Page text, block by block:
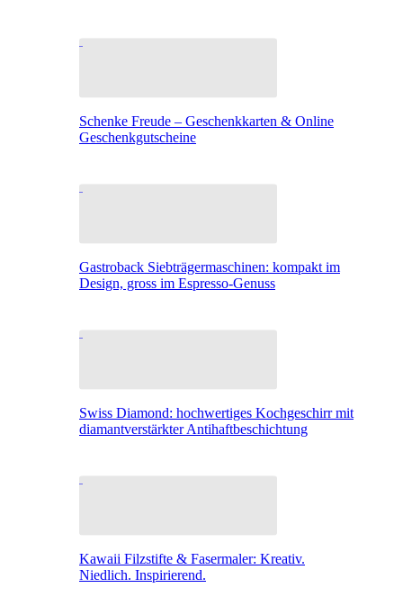
Schenke Freude – Geschenkkarten & Online
Geschenkgutscheine
Gastroback Siebträgermaschinen: kompakt im
Design, gross im Espresso-Genuss
Swiss Diamond: hochwertiges Kochgeschirr mit
diamantverstärkter Antihaftbeschichtung
Kawaii Filzstifte & Fasermaler: Kreativ.
Niedlich. Inspirierend.